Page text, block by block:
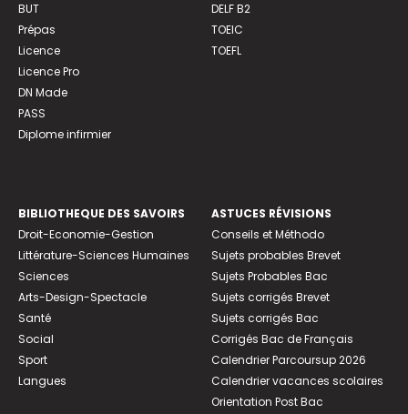
BUT
Prépas
Licence
Licence Pro
DN Made
PASS
Diplome infirmier
DELF B2
TOEIC
TOEFL
BIBLIOTHEQUE DES SAVOIRS
Droit-Economie-Gestion
Littérature-Sciences Humaines
Sciences
Arts-Design-Spectacle
Santé
Social
Sport
Langues
ASTUCES RÉVISIONS
Conseils et Méthodo
Sujets probables Brevet
Sujets Probables Bac
Sujets corrigés Brevet
Sujets corrigés Bac
Corrigés Bac de Français
Calendrier Parcoursup 2026
Calendrier vacances scolaires
Orientation Post Bac